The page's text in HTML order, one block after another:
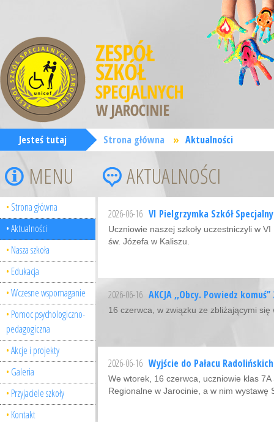
Jesteś tutaj Strona główna » Aktualności
MENU
Strona główna
Aktualności
Nasza szkoła
Edukacja
Wczesne wspomaganie
Pomoc psychologiczno-
pedagogiczna
Akcje i projekty
Galeria
Przyjaciele szkoły
Kontakt
AKTUALNOŚCI
2026-06-16 VI Pielgrzymka Szkół
Uczniowie naszej szkoły uczestniczyli w
św. Józefa w Kaliszu.
2026-06-16 AKCJA ,,Obcy. Powiedz komuś’’
16 czerwca, w związku ze zbliżającymi
2026-06-16 Wyjście do Pałacu
We wtorek, 16 czerwca, uczniowie klas
Regionalne w Jarocinie, a w nim wystawę